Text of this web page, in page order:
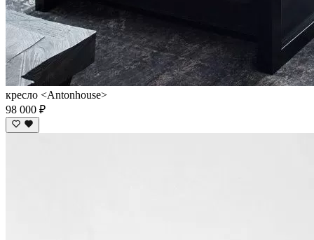
кресло <Antonhouse>
98 000 ₽